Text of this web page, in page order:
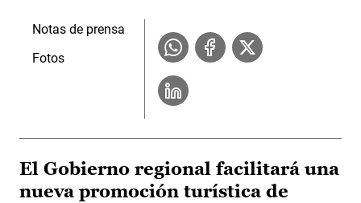
Notas de prensa
Fotos
El Gobierno regional facilitará una
nueva promoción turística de